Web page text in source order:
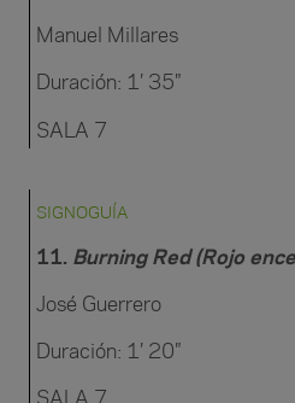
Manuel Millares
Duración: 1′ 35″
SALA 7
SIGNOGUÍA
11. Burning Red (Rojo
José Guerrero
Duración: 1′ 20″